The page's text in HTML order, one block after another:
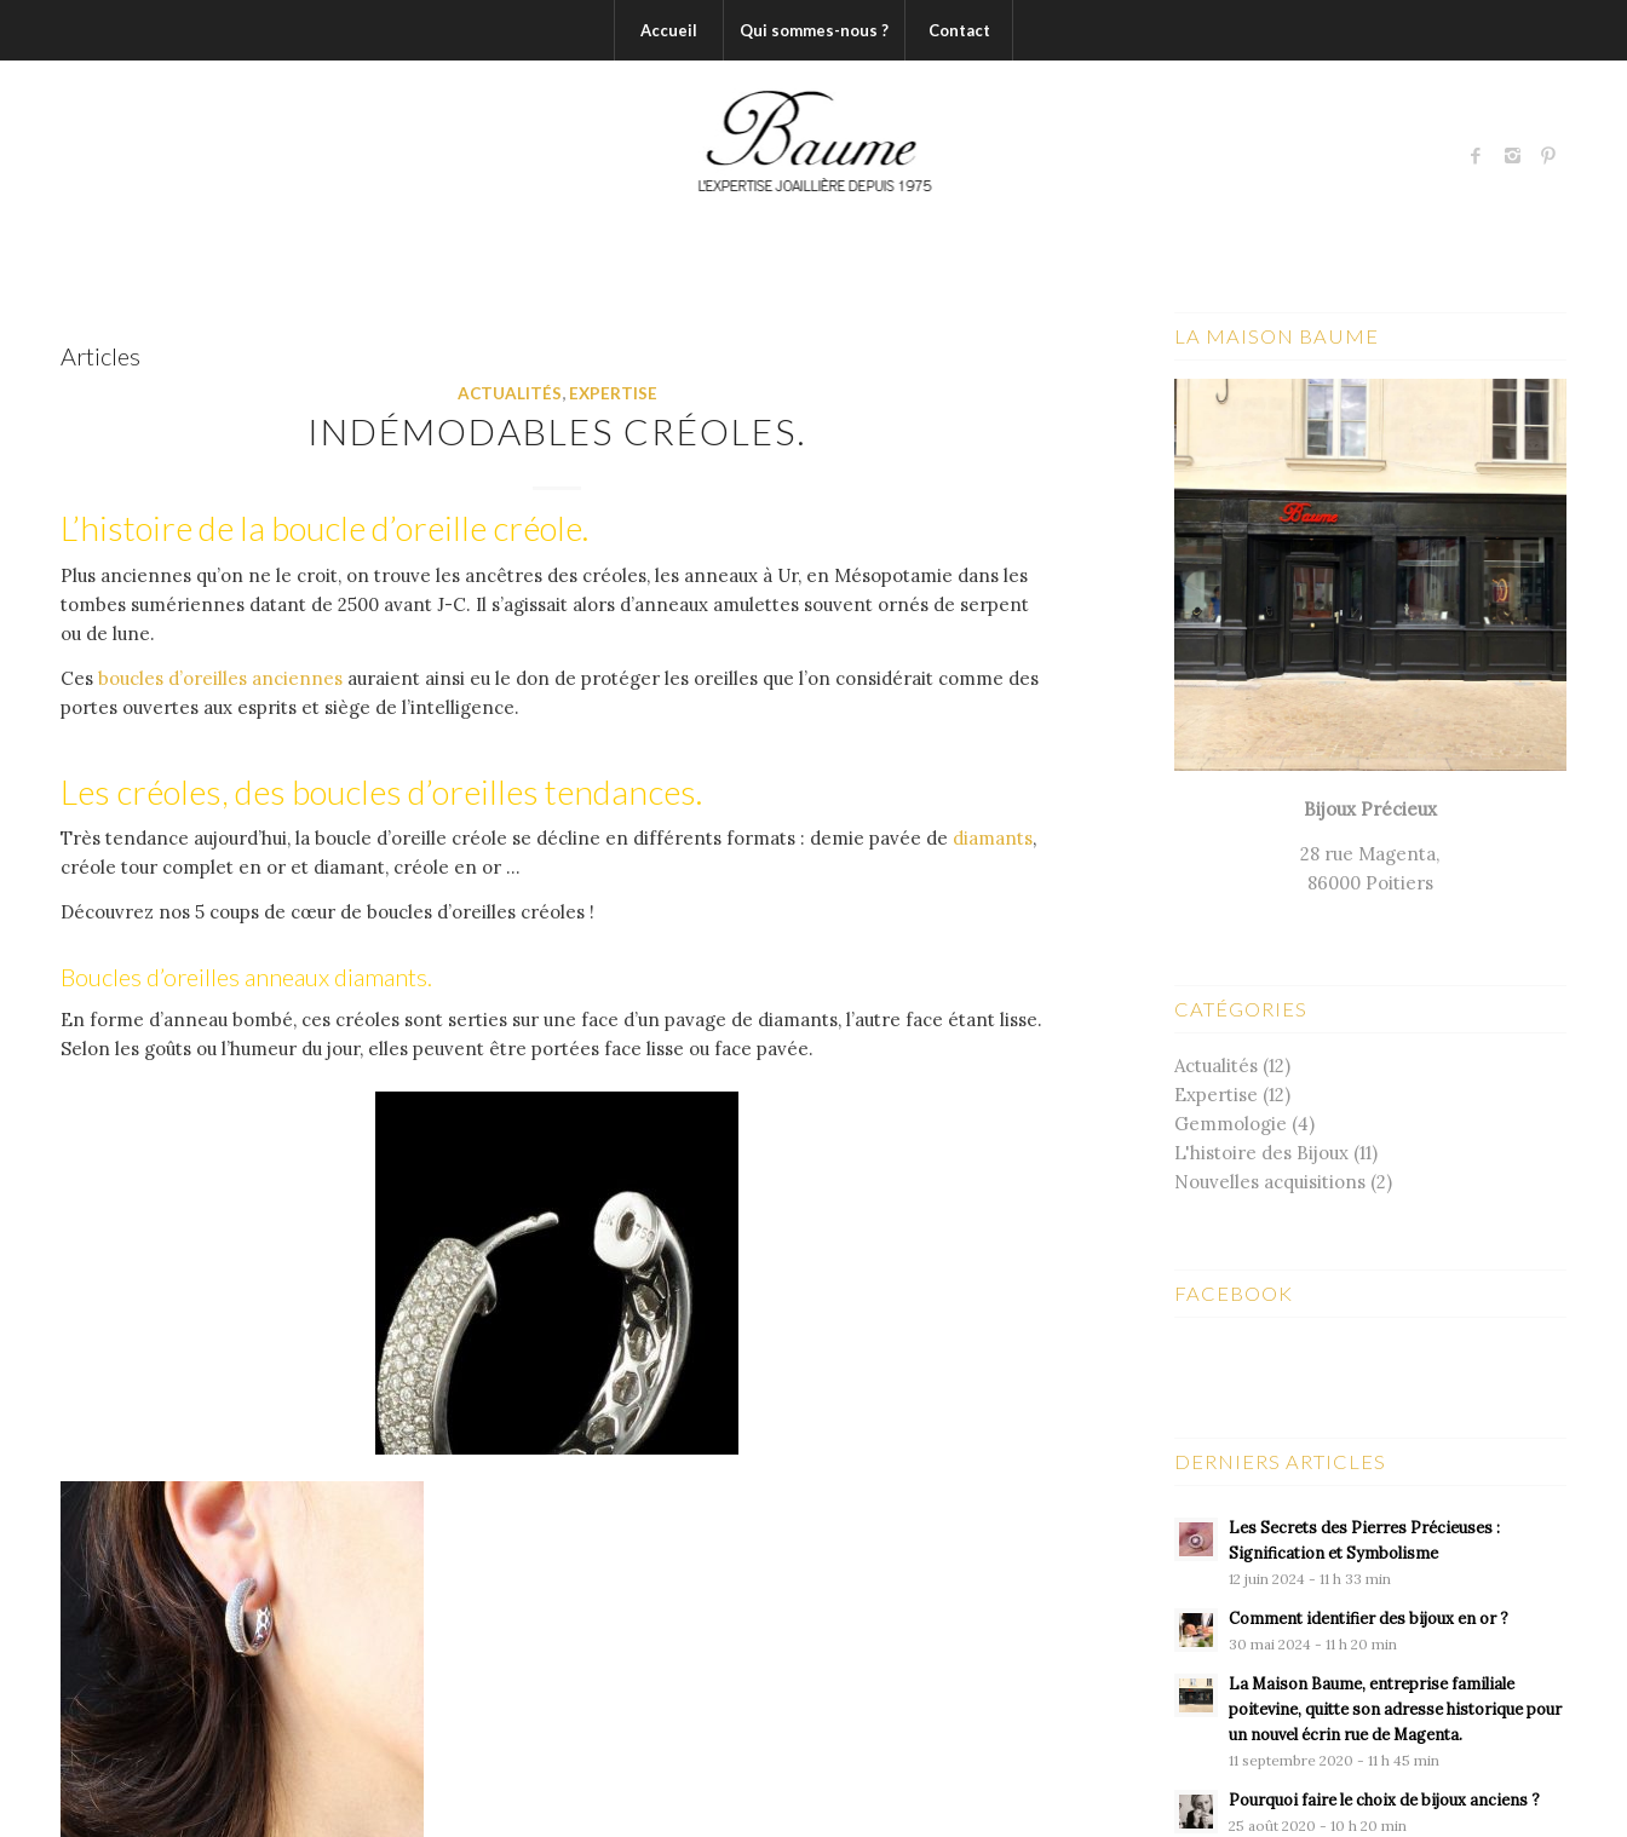
Accueil Qui sommes-nous ? Contact
Articles
ACTUALITÉS, EXPERTISE
INDÉMODABLES CRÉOLES.
L’histoire de la boucle d’oreille créole.
Plus anciennes qu’on ne le croit, on trouve les ancêtres des créoles, les anneaux à Ur, en Mésopotamie dans les
tombes sumériennes datant de 2500 avant J-C. Il s’agissait alors d’anneaux amulettes souvent ornés de serpent
ou de lune.
Ces boucles d’oreilles anciennes auraient ainsi eu le don de protéger les oreilles que l’on considérait comme des
portes ouvertes aux esprits et siège de l’intelligence.
Les créoles, des boucles d’oreilles tendances.
Très tendance aujourd’hui, la boucle d’oreille créole se décline en différents formats : demie pavée de diamants,
créole tour complet en or et diamant, créole en or …
Découvrez nos 5 coups de cœur de boucles d’oreilles créoles !
Boucles d’oreilles anneaux diamants.
En forme d’anneau bombé, ces créoles sont serties sur une face d’un pavage de diamants, l’autre face étant lisse.
Selon les goûts ou l’humeur du jour, elles peuvent être portées face lisse ou face pavée.
LA MAISON BAUME
Bijoux Précieux
28 rue Magenta,
86000 Poitiers
CATÉGORIES
Actualités(12)
Expertise (12)
Gemmologie (4)
L'histoire des Bijoux(11)
Nouvelles acquisitions(2)
FACEBOOK
DERNIERS ARTICLES
Les Secrets des Pierres Précieuses :
Signification et Symbolisme
12 juin 2024 - 11 h 33 min
Comment identifier des bijoux en or ?
30 mai 2024 - 11 h 20 min
La Maison Baume, entreprise familiale
poitevine, quitte son adresse historique pour
un nouvel écrin rue de Magenta.
11 septembre 2020 - 11 h 45 min
Pourquoi faire le choix de bijoux anciens ?
25 août 2020 - 10 h 20 min